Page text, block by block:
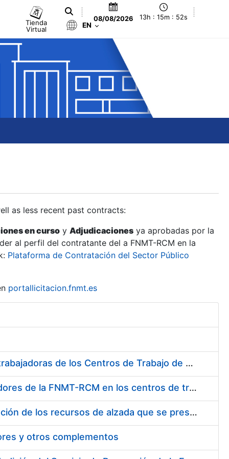
Tienda
Virtual
08/08/2026 13h : 15m : 53s
EN
as less recent past contracts:
en curso y Adjudicaciones ya aprobadas por la
al perfil del contratante del a FNMT-RCM en la
Plataforma de Contratación del Sector Público
portallicitacion.fnmt.es
Suministro de Protectores Auditivos a medida para las personas trabajadoras de los Centros de Trabajo de Madrid y Burgos
Suministro de gafas graduadas antiproyecciones para los trabajadores de la FNMT-RCM en los centros de trabajo de Madrid y Burgos
Servicios de una empresa externa para el asesoramiento y resolución de los recursos de alzada que se presentan relacionados con procesos de selección para la FNMT-RCM
y otros complementos